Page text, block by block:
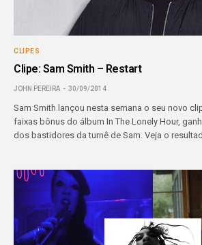
CLIPES
Clipe: Sam Smith – Restart
JOHN PEREIRA 30/09/2014
Sam Smith lançou nesta semana o seu novo
faixas bônus do álbum In The Lonely Hour,
dos bastidores da turnê de Sam. Veja o